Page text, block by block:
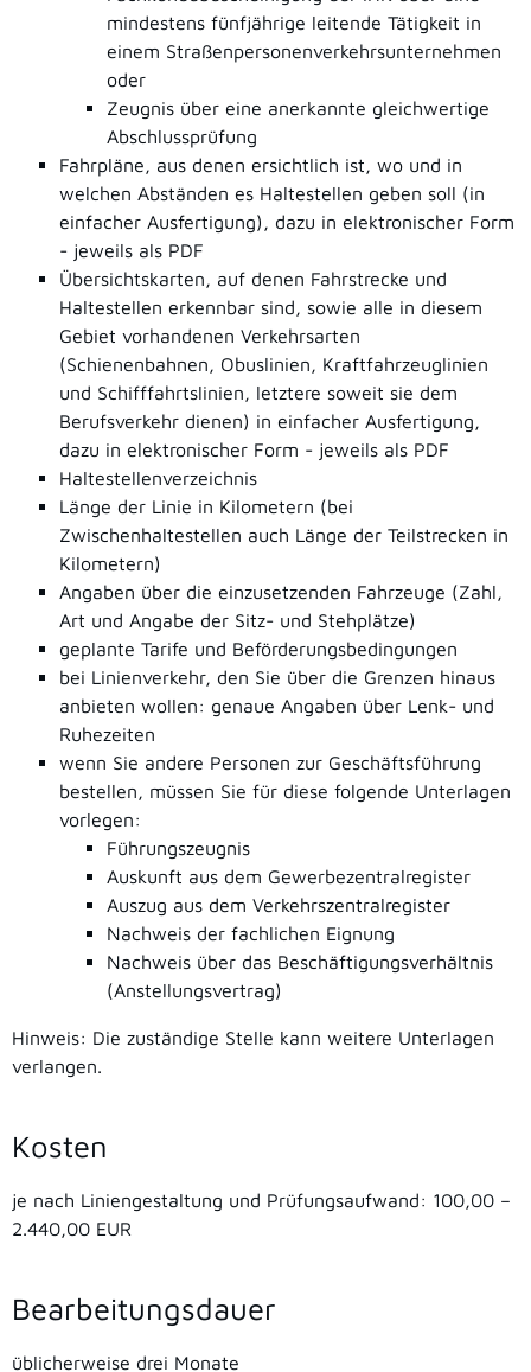
mindestens fünfjährige leitende Tätigkeit in
einem Straßenpersonenverkehrsunternehmen
oder
Zeugnis über eine anerkannte gleichwertige
Abschlussprüfung
Fahrpläne, aus denen ersichtlich ist, wo und in
welchen Abständen es Haltestellen geben soll (in
einfacher Ausfertigung), dazu in elektronischer Form
- jeweils als PDF
Übersichtskarten, auf denen Fahrstrecke und
Haltestellen erkennbar sind, sowie alle in diesem
Gebiet vorhandenen Verkehrsarten
(Schienenbahnen, Obuslinien, Kraftfahrzeuglinien
und Schifffahrtslinien, letztere soweit sie dem
Berufsverkehr dienen) in einfacher Ausfertigung,
dazu in elektronischer Form - jeweils als PDF
Haltestellenverzeichnis
Länge der Linie in Kilometern (bei
Zwischenhaltestellen auch Länge der Teilstrecken in
Kilometern)
Angaben über die einzusetzenden Fahrzeuge (Zahl,
Art und Angabe der Sitz- und Stehplätze)
geplante Tarife und Beförderungsbedingungen
bei Linienverkehr, den Sie über die Grenzen hinaus
anbieten wollen: genaue Angaben über Lenk- und
Ruhezeiten
wenn Sie andere Personen zur Geschäftsführung
bestellen, müssen Sie für diese folgende Unterlagen
vorlegen:
Führungszeugnis
Auskunft aus dem Gewerbezentralregister
Auszug aus dem Verkehrszentralregister
Nachweis der fachlichen Eignung
Nachweis über das Beschäftigungsverhältnis
(Anstellungsvertrag)
Hinweis: Die zuständige Stelle kann weitere Unterlagen
verlangen.
Kosten
je nach Liniengestaltung und Prüfungsaufwand: 100,00 –
2.440,00 EUR
Bearbeitungsdauer
üblicherweise drei Monate